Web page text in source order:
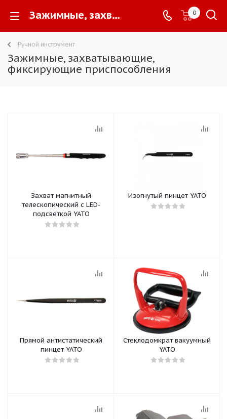
Зажимные, захватывающие, фиксирующие приспособления - 0
Ручной инструмент
Зажимные, захватывающие,
фиксирующие приспособления
Захват магнитный
телескопический с LED-
подсветкой YATO
Изогнутый пинцет YATO
Прямой антистатический
пинцет YATO
Стеклодомкрат вакуумный
YATO